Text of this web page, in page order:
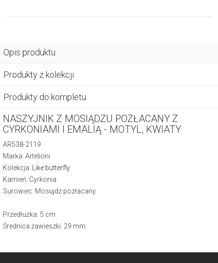
Opis produktu
Produkty z kolekcji
Produkty do kompletu
NASZYJNIK Z MOSIĄDZU POZŁACANY Z
CYRKONIAMI I EMALIĄ - MOTYL, KWIATY
AR538-2119
Marka: Artelioni
Kolekcja: Like butterfly
Kamień: Cyrkonia
Surowiec: Mosiądz pozłacany
Przedłużka: 5 cm
Średnica zawieszki: 29 mm